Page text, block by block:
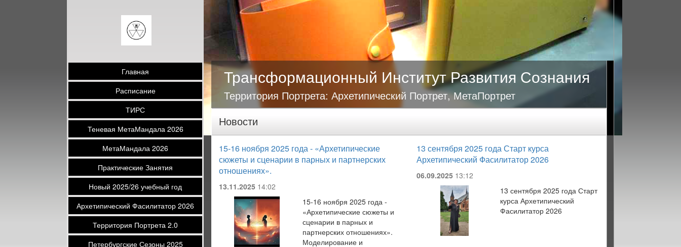
Главная
Расписание
ТИРС
Теневая МетаМандала 2026
МетаМандала 2026
Практические Занятия
Новый 2025/26 учебный год
Архетипический Фасилитатор 2026
Территория Портрета 2.0
Петербургские Сезоны 2025
Трансформационный Институт Развития Сознания
Территория Портрета: Архетипический Портрет, МетаПортрет
Новости
15-16 ноября 2025 года - «Архетипические
сюжеты и сценарии в парных и партнерских
отношениях».
13.11.2025 14:02
15-16 ноября 2025 года -
«Архетипические сюжеты и
сценарии в парных и
партнерских отношениях».
Моделирование и
13 сентября 2025 года Старт курса
Архетипический Фасилитатор 2026
06.09.2025 13:12
13 сентября 2025 года Старт
курса Архетипический
Фасилитатор 2026